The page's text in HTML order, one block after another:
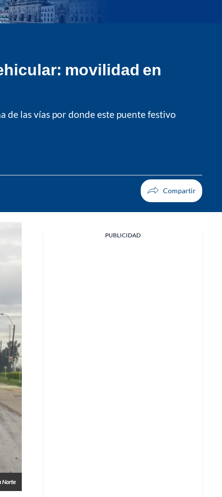
movilidad en
de las vías por donde este puente festivo
Norte
PUBLICIDAD